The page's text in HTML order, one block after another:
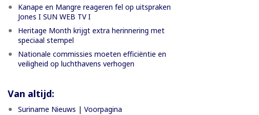
Kanape en Mangre reageren fel op uitspraken
Jones I SUN WEB TV I
Heritage Month krijgt extra herinnering met
speciaal stempel
Nationale commissies moeten efficiëntie en
veiligheid op luchthavens verhogen
Van altijd:
Suriname Nieuws | Voorpagina